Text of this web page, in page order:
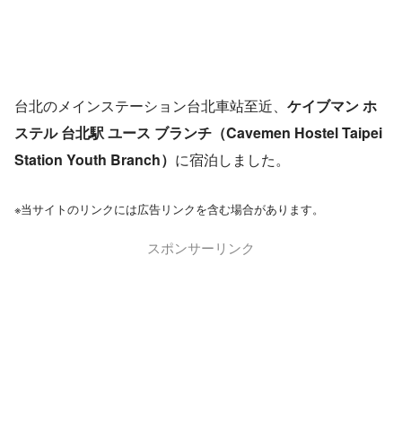
台北のメインステーション台北車站至近、 ケイブマン ホ
ステル 台北駅 ユース ブランチ（Cavemen Hostel Taipei
Station Youth Branch） に宿泊しました。
※当サイトのリンクには広告リンクを含む場合があります。
スポンサーリンク